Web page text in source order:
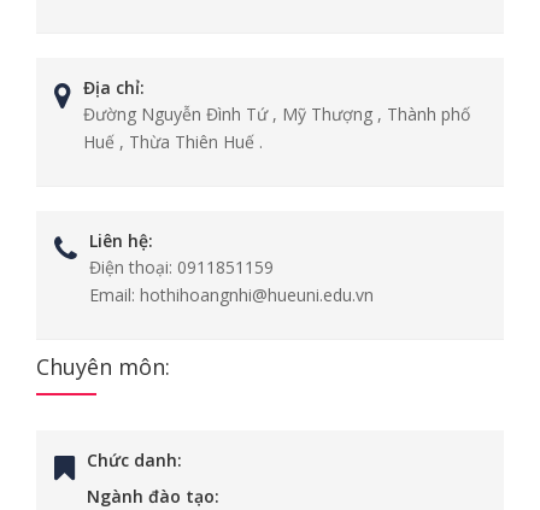
Địa chỉ:
Đường Nguyễn Đình Tứ , Mỹ Thượng , Thành phố
Huế , Thừa Thiên Huế .
Liên hệ:
Điện thoại: 0911851159
Email: hothihoangnhi@hueuni.edu.vn
Chuyên môn:
Chức danh:
Ngành đào tạo: